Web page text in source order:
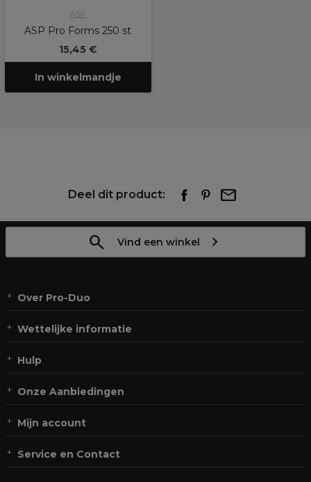
ASP
ASP Pro Forms 250 st
15,45 €
In winkelmandje
Deel dit product:
Vind een winkel
Over Pro-Duo
Wettelijke informatie
Hulp
Onze Aanbiedingen
Mijn account
Service en Contact